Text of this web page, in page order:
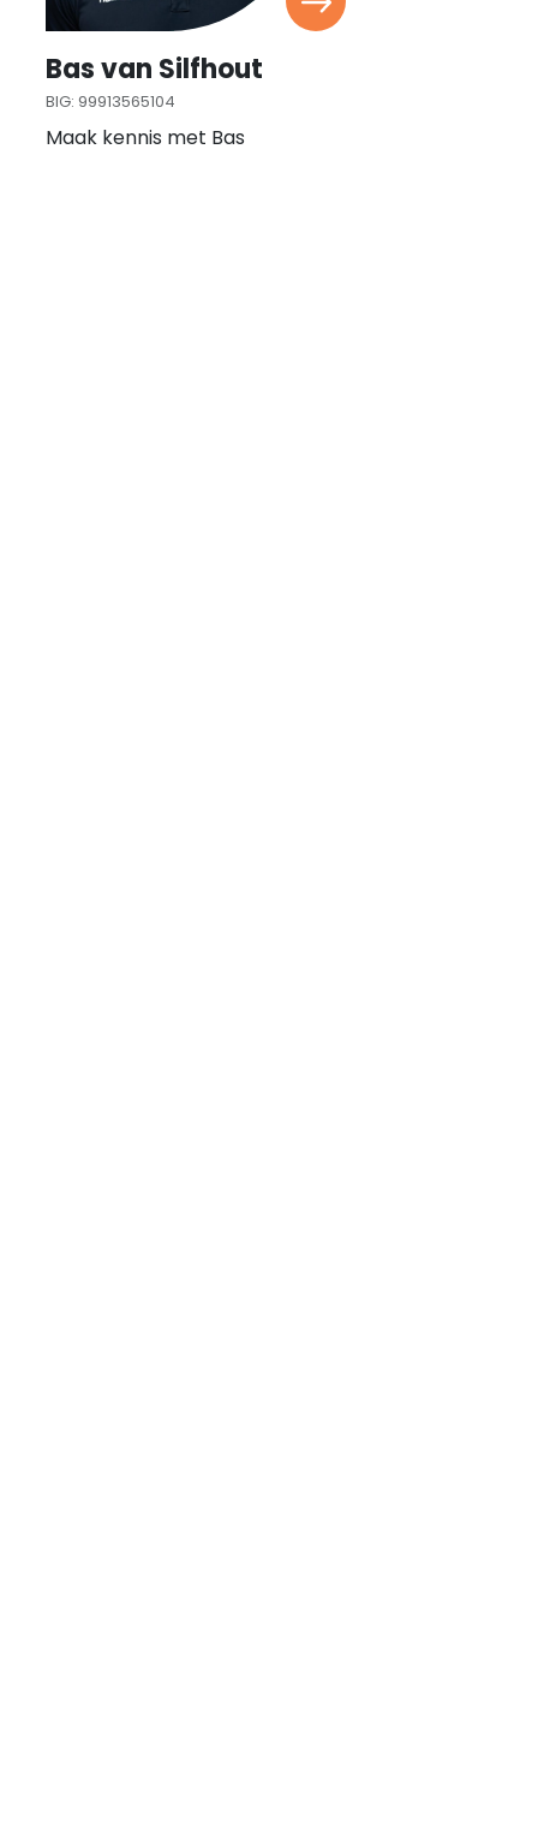
Bas van Silfhout
BIG: 99913565104
Maak kennis met Bas